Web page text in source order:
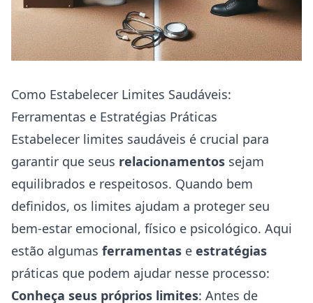
Como Estabelecer Limites Saudáveis:
Ferramentas e Estratégias Práticas
Estabelecer limites saudáveis é crucial para
garantir que seus relacionamentos sejam
equilibrados e respeitosos. Quando bem
definidos, os limites ajudam a proteger seu
bem-estar emocional, físico e psicológico. Aqui
estão algumas ferramentas e estratégias
práticas que podem ajudar nesse processo:
Conheça seus próprios limites: Antes de